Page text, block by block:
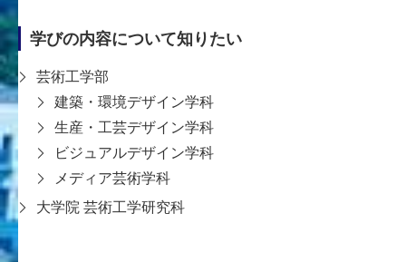
学びの内容について知りたい
芸術工学部
建築・環境デザイン学科
生産・工芸デザイン学科
ビジュアルデザイン学科
メディア芸術学科
大学院 芸術工学研究科
8-1-1 Gakuennishi-machi,Nishi-ku,Kobe
TEL:078-794-2112（代表）
FAX:078-794-5027
大学案内
教育
研究・社会連携